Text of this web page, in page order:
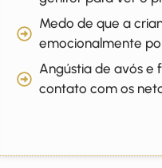
Medo de que a
emocionalmente
Angústia de avós e
contato com os